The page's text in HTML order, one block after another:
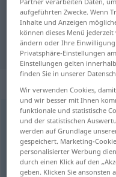
"Lagerhalle"
Übersetzung
Lagerhallef
Übersicht aller
(Für mehr Details die
aufgeführten Zwecke. Wenn
Inhalte und Anzeigen
können dieses Menü
ändern oder Ihre
Privatsphäre-Einstellungen
Einstellungen gelten
finden Sie in unserer
Wir verwenden Cookies,
und wir besser mit Ihnen
funktionale und statistische
und der statistischen
werden auf Grundlage
gespeichert. Marketing-
personalisierter Werbung
durch einen Klick auf den
geben. Klicken Sie ansonsten